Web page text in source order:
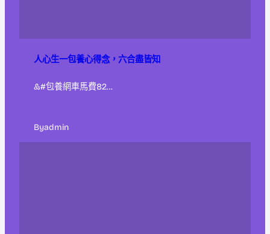
人心生一包養心得念，六合盡皆知
&#包養網車馬費82…
Byadmin